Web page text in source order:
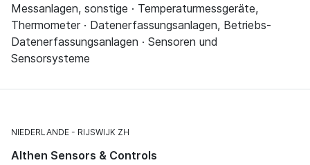
Messanlagen, sonstige · Temperaturmessgeräte,
Thermometer · Datenerfassungsanlagen, Betriebs-
Datenerfassungsanlagen · Sensoren und
Sensorsysteme
NIEDERLANDE RIJSWIJK ZH
Althen Sensors & Controls